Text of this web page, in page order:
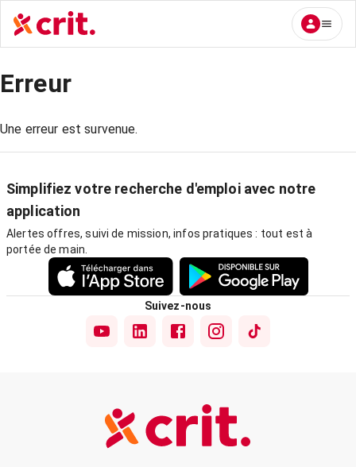
Erreur
Une erreur est survenue.
Simplifiez votre recherche d'emploi avec notre
application
Alertes offres, suivi de mission, infos pratiques : tout est à
portée de main.
Suivez-nous